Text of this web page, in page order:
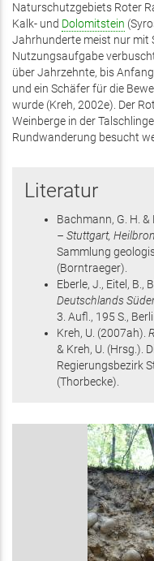
Naturschutzgebiets Roter
Kalk- und Dolomitstein
Jahrhunderte meist nur mit
Nutzungsaufgabe
über Jahrzehnte, bis
und ein Schäfer für die
wurde (Kreh, 2002e). Der
Weinberge in der
Rundwanderung besucht
Literatur
Bachmann, G. H. &
– Stuttgart,
Sammlung
(Borntraeger).
Eberle, J., Eitel, B.,
Deutschlands
3. Aufl., 195 S.,
Kreh, U. (2007ah).
& Kreh, U. (Hrsg.).
Regierungsbezirk
(Thorbecke).